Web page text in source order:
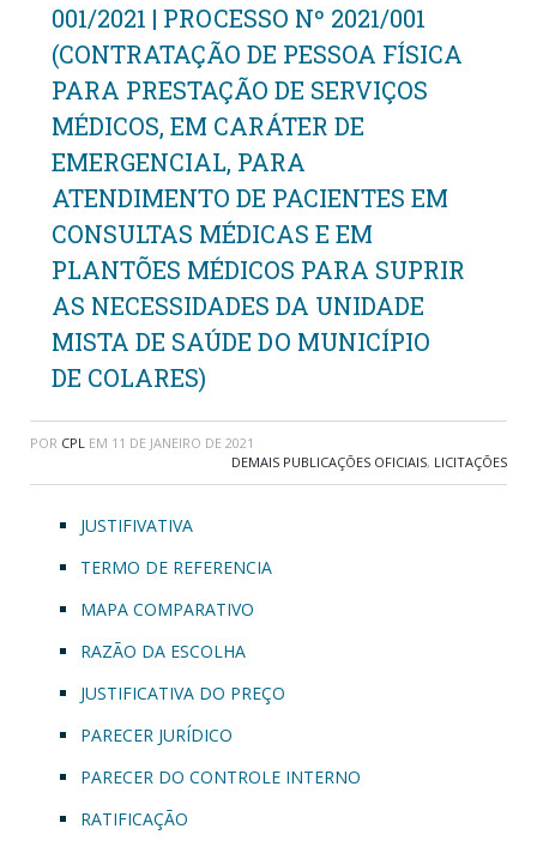
001/2021 | PROCESSO Nº 2021/001
(CONTRATAÇÃO DE PESSOA FÍSICA
PARA PRESTAÇÃO DE SERVIÇOS
MÉDICOS, EM CARÁTER DE
EMERGENCIAL, PARA
ATENDIMENTO DE PACIENTES EM
CONSULTAS MÉDICAS E EM
PLANTÕES MÉDICOS PARA SUPRIR
AS NECESSIDADES DA UNIDADE
MISTA DE SAÚDE DO MUNICÍPIO
DE COLARES)
POR CPL EM 11 DE JANEIRO DE 2021
DEMAIS PUBLICAÇÕES OFICIAIS, LICITAÇÕES
JUSTIFIVATIVA
TERMO DE REFERENCIA
MAPA COMPARATIVO
RAZÃO DA ESCOLHA
JUSTIFICATIVA DO PREÇO
PARECER JURÍDICO
PARECER DO CONTROLE INTERNO
RATIFICAÇÃO